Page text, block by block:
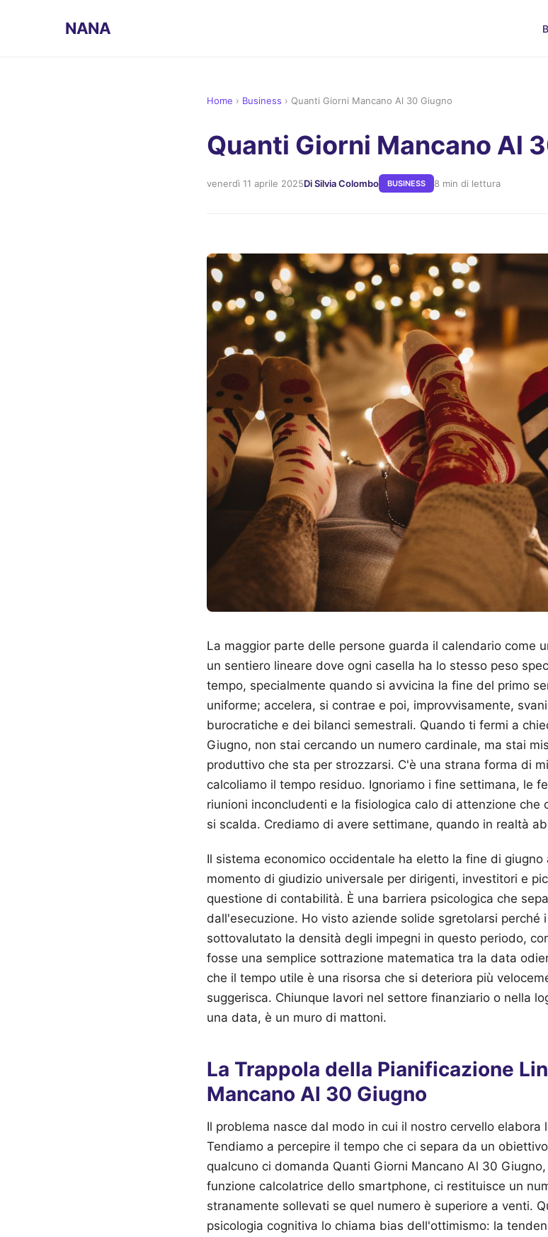
NANA
Home › Business › Quanti Giorni Mancano Al 30 Giugno
Quanti Giorni Mancano Al
venerdì 11 aprile 2025Di Silvia Colombo BUSINESS 8 min di lettura
La maggior parte delle persone guarda il calendario come
un sentiero lineare dove ogni casella ha lo stesso peso
tempo, specialmente quando si avvicina la fine del primo
uniforme; accelera, si contrae e poi, improvvisamente,
burocratiche e dei bilanci semestrali. Quando ti fermi a
Giugno, non stai cercando un numero cardinale, ma stai
produttivo che sta per strozzarsi. C'è una strana forma di
calcoliamo il tempo residuo. Ignoriamo i fine settimana, le
riunioni inconcludenti e la fisiologica calo di attenzione che
si scalda. Crediamo di avere settimane, quando in realtà
Il sistema economico occidentale ha eletto la fine di giugno
momento di giudizio universale per dirigenti, investitori e
questione di contabilità. È una barriera psicologica che
dall'esecuzione. Ho visto aziende solide sgretolarsi perché
sottovalutato la densità degli impegni in questo periodo,
fosse una semplice sottrazione matematica tra la data
che il tempo utile è una risorsa che si deteriora più
suggerisca. Chiunque lavori nel settore finanziario o nella
una data, è un muro di mattoni.
La Trappola della Pianificazione
Mancano Al 30 Giugno
Il problema nasce dal modo in cui il nostro cervello elabora
Tendiamo a percepire il tempo che ci separa da un
qualcuno ci domanda Quanti Giorni Mancano Al 30
funzione calcolatrice dello smartphone, ci restituisce un
stranamente sollevati se quel numero è superiore a venti.
psicologia cognitiva lo chiama bias dell'ottimismo: la